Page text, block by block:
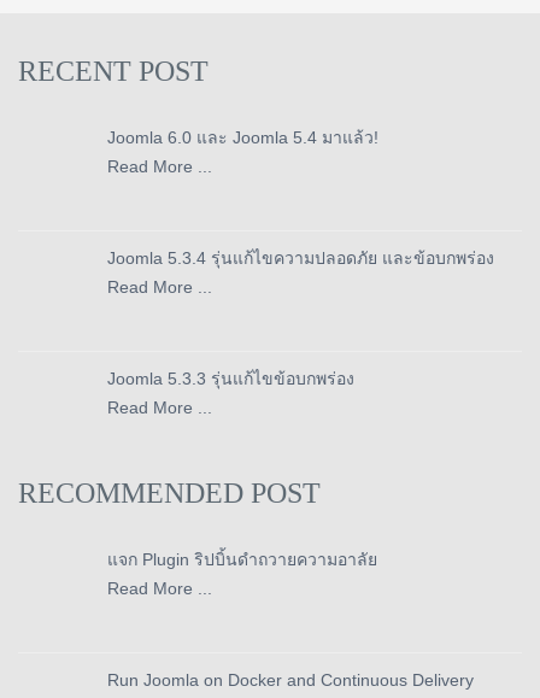
RECENT POST
Joomla 6.0 และ Joomla 5.4 มาแล้ว!
Read More ...
Joomla 5.3.4 รุ่นแก้ไขความปลอดภัย และข้อบกพร่อง
Read More ...
Joomla 5.3.3 รุ่นแก้ไขข้อบกพร่อง
Read More ...
RECOMMENDED POST
แจก Plugin ริปบิ้นดำถวายความอาลัย
Read More ...
Run Joomla on Docker and Continuous Delivery